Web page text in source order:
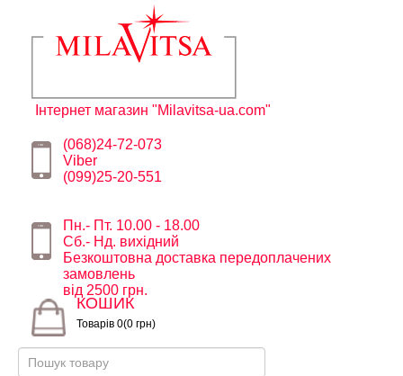
Інтернет магазин "Milavitsa-ua.com"
(068)24-72-073
Viber
(099)25-20-551
Пн.- Пт. 10.00 - 18.00
Сб.- Нд. вихідний
Безкоштовна доставка передоплачених
замовлень
від 2500 грн.
КОШИК
Товарів 0(0 грн)